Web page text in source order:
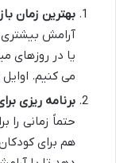
بهترین زمان
آرامش بیشتری
یا در روزهای
می کنیم.
برنامه ریزی
حتماً زمانی را
هم برای